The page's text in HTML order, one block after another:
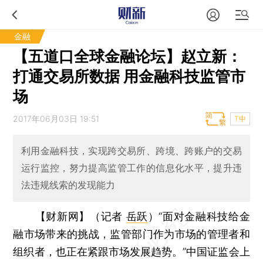
金融
【五道口全球金融论坛】赵立新：
打通交易所数据 用金融科技监管市
场
2017年06月03日 19:51 T中
利用金融科技，实现跨交易所、跨境、跨账户的交易
运行监控，努力提高监管工作的信息化水平，提升违
法违规线索的发现能力
【财新网】（记者 岳跃 ）“面对金融科技给金
融市场带来的挑战，监管部门作为市场的管理者和
组织者，也正在紧跟市场发展趋势。”中国证监会上